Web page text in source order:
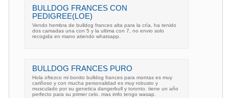
BULLDOG FRANCES CON
PEDIGREE(LOE)
Vendo hembra de bulldog frances alta para la cría, ha tenido
dos camadas una con 5 y la ultima con 7, no envio solo
recogida en mano atiendo whatsapp.
BULLDOG FRANCES PURO
Hola oftezco mi bonito bulldog frances para montas es muy
cariñoso y con mucha personalidad es muy robusto y
musculado por su genetica dangerbull y toronto. tiene un año
perfecto para su primer celo. mas imfo tengo wasap.